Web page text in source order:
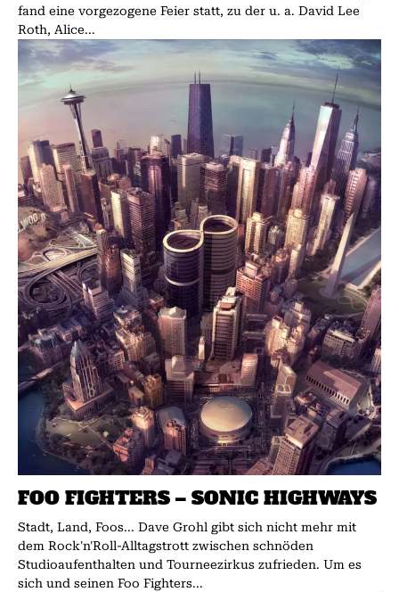
fand eine vorgezogene Feier statt, zu der u. a. David Lee
Roth, Alice...
FOO FIGHTERS – SONIC HIGHWAYS
Stadt, Land, Foos... Dave Grohl gibt sich nicht mehr mit
dem Rock'n'Roll-Alltagstrott zwischen schnöden
Studioaufenthalten und Tourneezirkus zufrieden. Um es
sich und seinen Foo Fighters...